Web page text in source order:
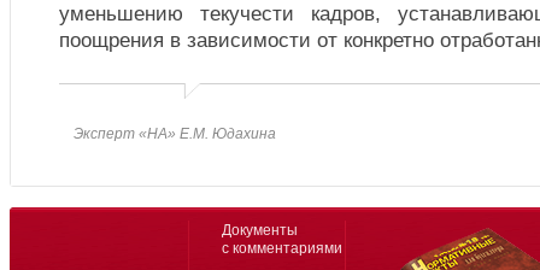
уменьшению текучести кадров,
поощрения в зависимости от конкретно
Эксперт «НА» Е.М. Юдахина
Документы
с комментариями